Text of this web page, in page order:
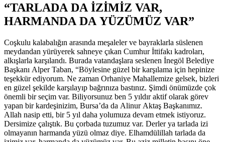
“TARLADA DA İZİMİZ VAR,
HARMANDA DA YÜZÜMÜZ VAR”
Coşkulu kalabalığın arasında meşaleler ve bayraklarla süslenen
meydandan yürüyerek sahneye çıkan Cumhur İttifakı kadroları,
alkışlarla karşılandı. Burada vatandaşlara seslenen İnegöl Belediye
Başkanı Alper Taban, “Böylesine güzel bir karşılama için hepinize
teşekkür ediyorum. Ne zaman Orhaniye Mahallemize gelsek, bizleri
en güzel şekilde karşılayıp bağrınıza bastınız. Şimdi önümüzde çok
önemli bir seçim var. Biliyorsunuz ben 5 yıldır aktif olarak görev
yapan bir kardeşinizim, Bursa’da da Alinur Aktaş Başkanımız.
Allah nasip etti, bir 5 yıl daha yolumuza devam etmek istiyoruz.
Dersimize çalıştık. Bu çorbada tuzumuz var. Derler ya tarlada izi
olmayanın harmanda yüzü olmaz diye. Elhamdülillah tarlada da